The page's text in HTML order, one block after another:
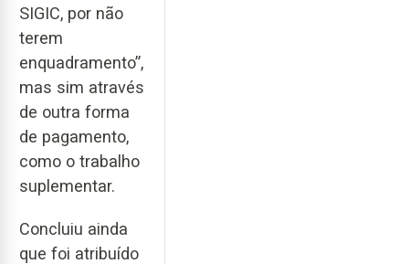
SIGIC, por não
terem
enquadramento”,
mas sim através
de outra forma
de pagamento,
como o trabalho
suplementar.
Concluiu ainda
que foi atribuído